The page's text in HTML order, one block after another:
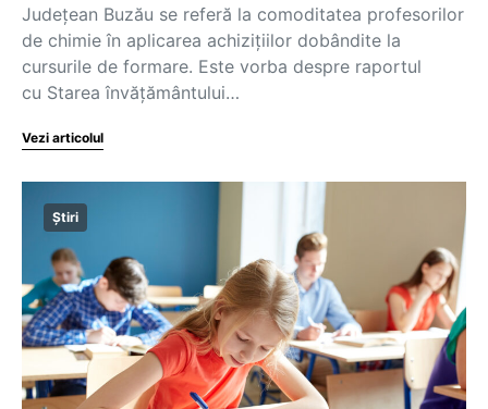
Județean Buzău se referă la comoditatea profesorilor
de chimie în aplicarea achizițiilor dobândite la
cursurile de formare. Este vorba despre raportul
cu Starea învățământului…
Vezi articolul
Știri